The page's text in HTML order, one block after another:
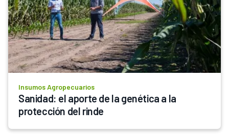
Insumos Agropecuarios
Sanidad: el aporte de la genética a la
protección del rinde